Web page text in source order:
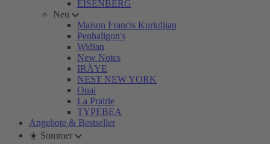
EISENBERG
Neu
Maison Francis Kurkdjian
Penhaligon's
Widian
New Notes
IRÄYE
NEST NEW YORK
Ouai
La Prairie
TYPEBEA
Angebote & Bestseller
☀️ Sommer